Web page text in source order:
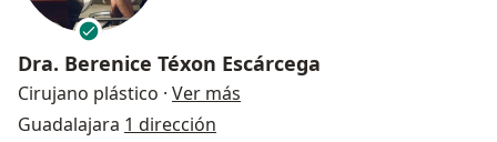
Dra. Berenice Téxon Escárcega
Cirujano plástico · Ver más
Guadalajara 1 dirección